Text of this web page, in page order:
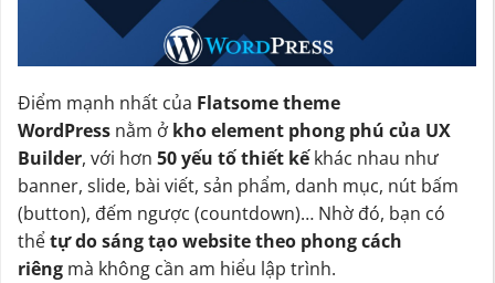
Điểm mạnh nhất của Flatsome theme
WordPress nằm ở kho element phong phú của UX
Builder, với hơn 50 yếu tố thiết kếkhác nhau như
banner, slide, bài viết, sản phẩm, danh mục, nút bấm
(button), đếm ngược (countdown)… Nhờ đó, bạn có
thểtự do sáng tạo website theo phong cách
riêng mà không cần am hiểu lập trình.